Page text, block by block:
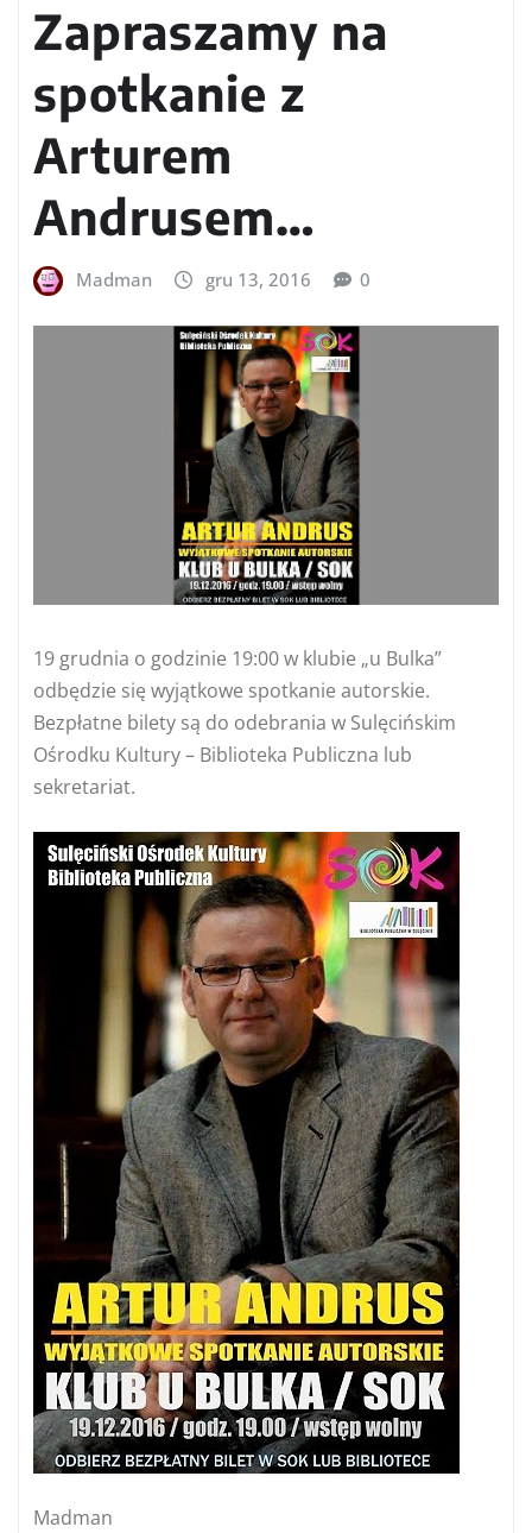
Zapraszamy na
spotkanie z
Arturem
Andrusem…
Madman gru 13, 2016 0
19 grudnia o godzinie 19:00 w klubie „u Bulka”
odbędzie się wyjątkowe spotkanie autorskie.
Bezpłatne bilety są do odebrania w Sulęcińskim
Ośrodku Kultury – Biblioteka Publiczna lub
sekretariat.
Madman